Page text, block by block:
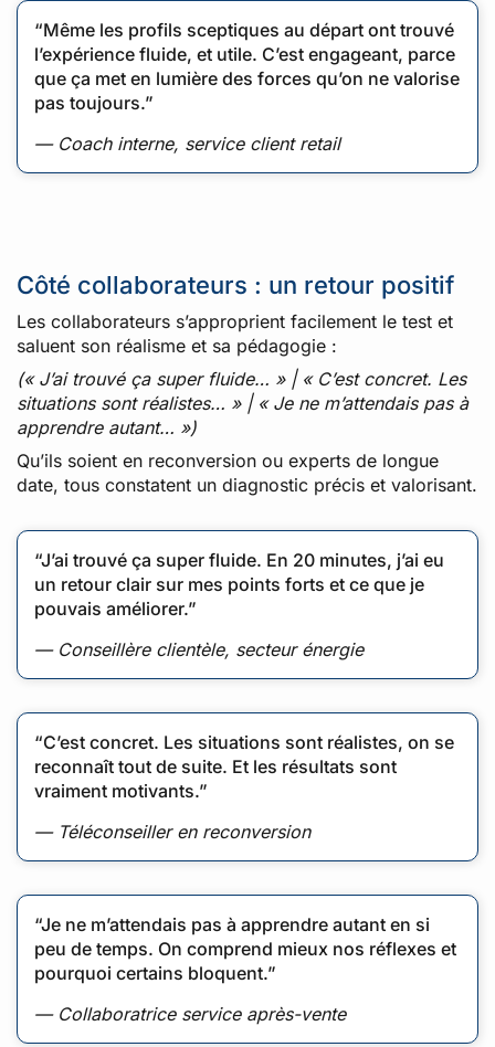
“Même les profils sceptiques au départ ont trouvé
l’expérience fluide, et utile. C’est engageant, parce
que ça met en lumière des forces qu’on ne valorise
pas toujours.”
— Coach interne, service client retail
Côté collaborateurs : un retour positif
Les collaborateurs s’approprient facilement le test et
saluent son réalisme et sa pédagogie :
(« J’ai trouvé ça super fluide… » | « C’est concret. Les
situations sont réalistes… » | « Je ne m’attendais pas à
apprendre autant… »)
Qu’ils soient en reconversion ou experts de longue
date, tous constatent un diagnostic précis et valorisant.
“J’ai trouvé ça super fluide. En 20 minutes, j’ai eu
un retour clair sur mes points forts et ce que je
pouvais améliorer.”
— Conseillère clientèle, secteur énergie
“C’est concret. Les situations sont réalistes, on se
reconnaît tout de suite. Et les résultats sont
vraiment motivants.”
— Téléconseiller en reconversion
“Je ne m’attendais pas à apprendre autant en si
peu de temps. On comprend mieux nos réflexes et
pourquoi certains bloquent.”
— Collaboratrice service après-vente